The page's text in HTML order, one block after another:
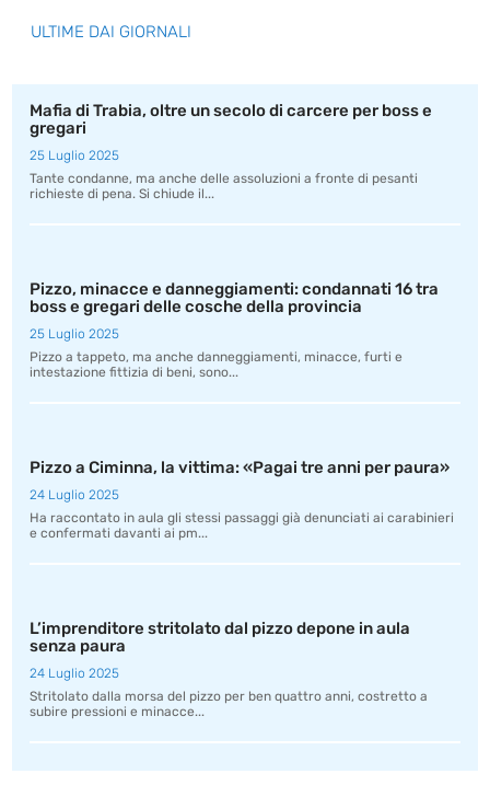
ULTIME DAI GIORNALI
Mafia di Trabia, oltre un secolo di carcere per boss e
gregari
25 Luglio 2025
Tante condanne, ma anche delle assoluzioni a fronte di pesanti
richieste di pena. Si chiude il...
Pizzo, minacce e danneggiamenti: condannati 16 tra
boss e gregari delle cosche della provincia
25 Luglio 2025
Pizzo a tappeto, ma anche danneggiamenti, minacce, furti e
intestazione fittizia di beni, sono...
Pizzo a Ciminna, la vittima: «Pagai tre anni per paura»
24 Luglio 2025
Ha raccontato in aula gli stessi passaggi già denunciati ai carabinieri
e confermati davanti ai pm...
L’imprenditore stritolato dal pizzo depone in aula
senza paura
24 Luglio 2025
Stritolato dalla morsa del pizzo per ben quattro anni, costretto a
subire pressioni e minacce...